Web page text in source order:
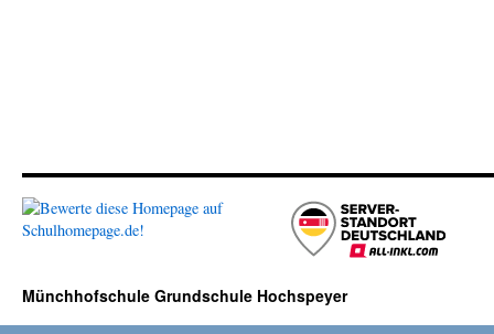
Münchhofschule Grundschule Hochspeyer